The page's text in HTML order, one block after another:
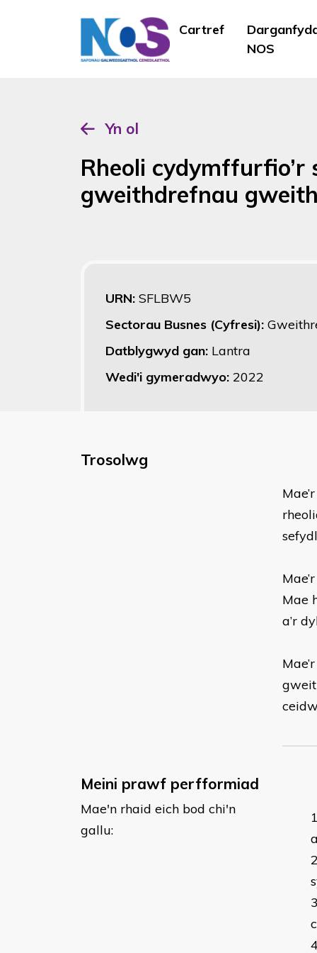
Cartref
NOS
Yn ol
Rheoli cydymffurfio’r
gweithdrefnau
URN: SFLBW5
Sectorau Busnes (Cyfresi):
Datblygwyd gan: Lantra
Wedi'i gymeradwyo: 2022
Trosolwg
Mae
a’r
Meini prawf perfformiad
Mae'n rhaid eich bod chi'n
gallu: